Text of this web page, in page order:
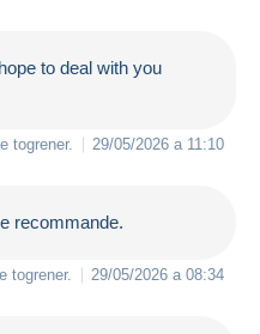
to deal with you
togrener. 29/05/2026 a 11:10
recommande.
togrener. 29/05/2026 a 08:34